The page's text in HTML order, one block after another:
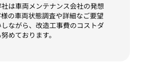
社は車両メンテナンス会社の発想
の車両状態調査や詳細なご要望
ながら、改造工事費のコストダ
めております。